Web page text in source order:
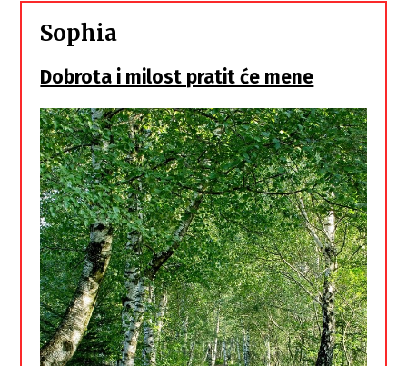
Sophia
Dobrota i milost pratit će mene